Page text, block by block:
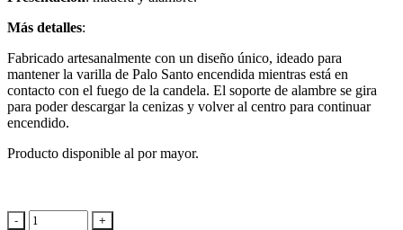
Más detalles:
Fabricado artesanalmente con un diseño único, ideado para
mantener la varilla de Palo Santo encendida mientras está en
contacto con el fuego de la candela. El soporte de alambre se gira
para poder descargar la cenizas y volver al centro para continuar
encendido.
Producto disponible al por mayor.